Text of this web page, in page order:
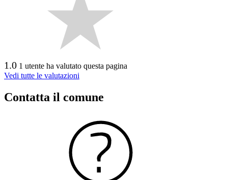
1.0 1 utente ha valutato questa pagina
Vedi tutte le valutazioni
Contatta il comune